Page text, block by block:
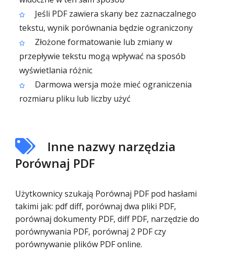
Jeśli PDF zawiera skany bez zaznaczalnego
tekstu, wynik porównania będzie ograniczony
Złożone formatowanie lub zmiany w
przepływie tekstu mogą wpływać na sposób
wyświetlania różnic
Darmowa wersja może mieć ograniczenia
rozmiaru pliku lub liczby użyć
Inne nazwy narzędzia
Porównaj PDF
Użytkownicy szukają Porównaj PDF pod hasłami
takimi jak: pdf diff, porównaj dwa pliki PDF,
porównaj dokumenty PDF, diff PDF, narzędzie do
porównywania PDF, porównaj 2 PDF czy
porównywanie plików PDF online.